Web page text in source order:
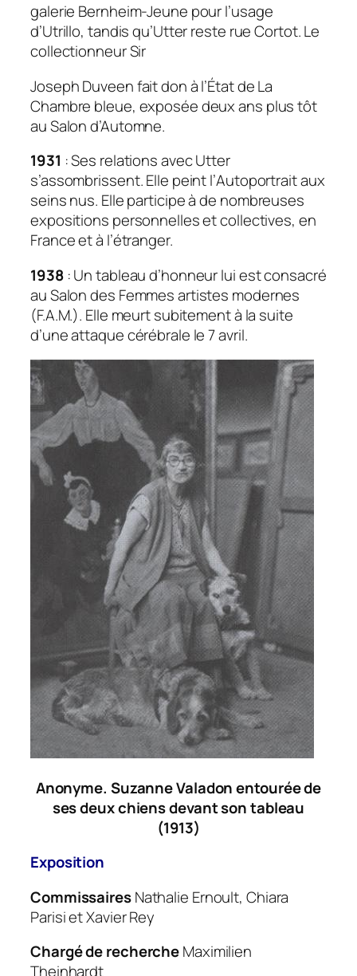
galerie Bernheim-Jeune pour l’usage
d’Utrillo, tandis qu’Utter reste rue Cortot. Le
collectionneur Sir
Joseph Duveen fait don à l’État de La
Chambre bleue, exposée deux ans plus tôt
au Salon d’Automne.
1931 : Ses relations avec Utter
s’assombrissent. Elle peint l’Autoportrait aux
seins nus. Elle participe à de nombreuses
expositions personnelles et collectives, en
France et à l’étranger.
1938 : Un tableau d’honneur lui est consacré
au Salon des Femmes artistes modernes
(F.A.M.). Elle meurt subitement à la suite
d’une attaque cérébrale le 7 avril.
Anonyme. Suzanne Valadon entourée de
ses deux chiens devant son tableau
(1913)
Exposition
CommissairesNathalie Ernoult, Chiara
Parisi et Xavier Rey
Chargé de rechercheMaximilien
Theinhardt